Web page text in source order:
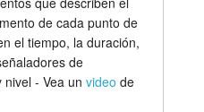
Análisis
Análisis de canal individual
de cada punto de
el tiempo, la duración,
de
- Vea un video de